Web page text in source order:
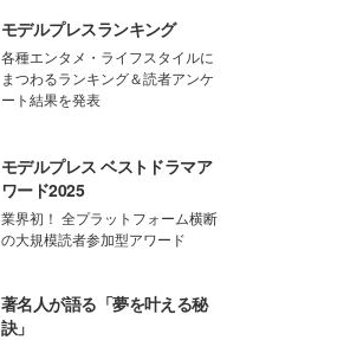
モデルプレスランキング
各種エンタメ・ライフスタイルに
まつわるランキング＆読者アンケ
ート結果を発表
モデルプレス ベストドラマア
ワード2025
業界初！ 全プラットフォーム横断
の大規模読者参加型アワード
著名人が語る「夢を叶える秘
訣」